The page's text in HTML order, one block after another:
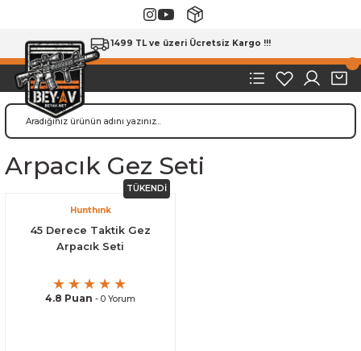
1499 TL ve üzeri Ücretsiz Kargo !!!
Arpacık Gez Seti
TÜKENDİ
Hunthınk
45 Derece Taktik Gez
Arpacık Seti
4.8 Puan - 0 Yorum